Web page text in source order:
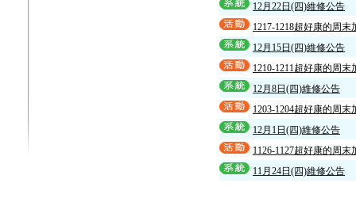
12月22日(四)維修公告
1217-1218超好康的周末
12月15日(四)維修公告
1210-1211超好康的周末
12月8日(四)維修公告
1203-1204超好康的周末
12月1日(四)維修公告
1126-1127超好康的周末
11月24日(四)維修公告